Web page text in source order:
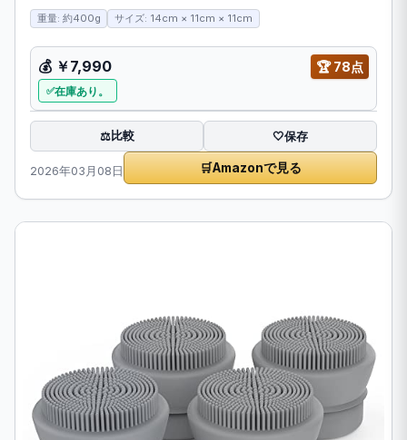
重量: 約400g サイズ: 14cm × 11cm × 11cm
💰 ￥7,990 🏆78点
在庫あり。
⚖️比較 🤍保存
2026年03月08日 🛒Amazonで見る